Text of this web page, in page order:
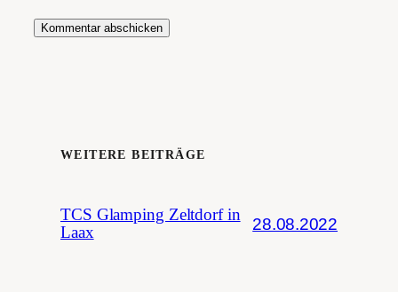
WEITERE BEITRÄGE
TCS Glamping Zeltdorf in
Laax
28.08.2022